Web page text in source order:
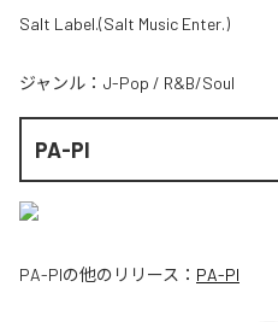
Salt Label.(Salt Music Enter.)
ジャンル： J-Pop / R&B/Soul
PA-PI
PA-PIの他のリリース： PA-PI